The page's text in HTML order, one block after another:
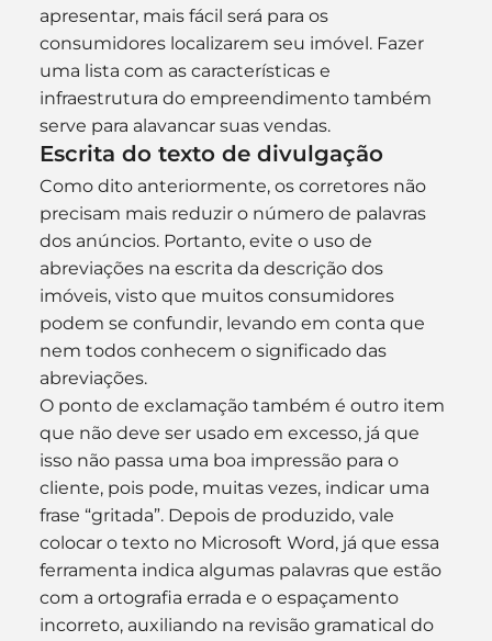
apresentar, mais fácil será para os
consumidores localizarem seu imóvel. Fazer
uma lista com as características e
infraestrutura do empreendimento também
serve para alavancar suas vendas.
Escrita do texto de divulgação
Como dito anteriormente, os corretores não
precisam mais reduzir o número de palavras
dos anúncios. Portanto, evite o uso de
abreviações na escrita da descrição dos
imóveis, visto que muitos consumidores
podem se confundir, levando em conta que
nem todos conhecem o significado das
abreviações.
O ponto de exclamação também é outro item
que não deve ser usado em excesso, já que
isso não passa uma boa impressão para o
cliente, pois pode, muitas vezes, indicar uma
frase “gritada”. Depois de produzido, vale
colocar o texto no Microsoft Word, já que essa
ferramenta indica algumas palavras que estão
com a ortografia errada e o espaçamento
incorreto, auxiliando na revisão gramatical do